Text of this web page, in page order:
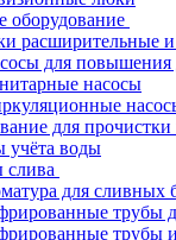
оборудование
расширительные
для повышения
насосы
для прочистки
учёта воды
для сливных
трубы
трубы